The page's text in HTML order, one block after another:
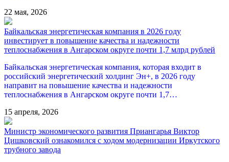
22 мая, 2026
Байкальская энергетическая компания в 2026 году
инвестирует в повышение качества и надежности
теплоснабжения в Ангарском округе почти 1,7 млрд рублей
Байкальская энергетическая компания, которая входит в
российский энергетический холдинг Эн+, в 2026 году
направит на повышение качества и надежности
теплоснабжения в Ангарском округе почти 1,7…
15 апреля, 2026
Министр экономического развития Приангарья Виктор
Цишковский ознакомился с ходом модернизации Иркутского
трубного завода